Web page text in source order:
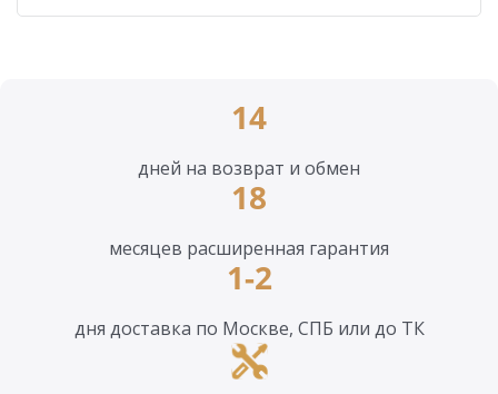
14
дней на возврат и обмен
18
месяцев расширенная гарантия
1-2
дня доставка по Москве, СПБ или до ТК